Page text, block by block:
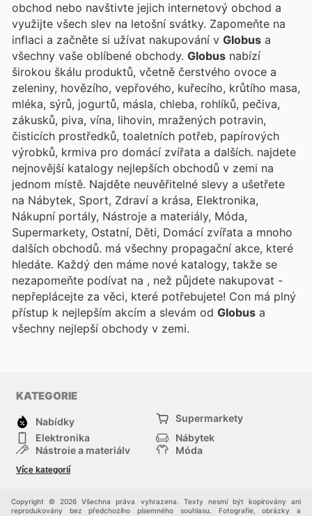
obchod nebo navštivte jejich internetový obchod a
využijte všech slev na letošní svátky. Zapomeňte na
inflaci a začněte si užívat nakupování v Globus a
všechny vaše oblíbené obchody. Globus nabízí
širokou škálu produktů, včetně čerstvého ovoce a
zeleniny, hovězího, vepřového, kuřecího, krůtího masa,
mléka, sýrů, jogurtů, másla, chleba, rohlíků, pečiva,
zákusků, piva, vína, lihovin, mražených potravin,
čisticích prostředků, toaletních potřeb, papírových
výrobků, krmiva pro domácí zvířata a dalších. najdete
nejnovější katalogy nejlepších obchodů v zemi na
jednom místě. Najděte neuvěřitelné slevy a ušetřete
na Nábytek, Sport, Zdraví a krása, Elektronika,
Nákupní portály, Nástroje a materiály, Móda,
Supermarkety, Ostatní, Děti, Domácí zvířata a mnoho
dalších obchodů. má všechny propagační akce, které
hledáte. Každý den máme nové katalogy, takže se
nezapomeňte podívat na , než půjdete nakupovat -
nepřeplácejte za věci, které potřebujete! Con má plný
přístup k nejlepším akcím a slevám od Globus a
všechny nejlepší obchody v zemi.
KATEGORIE
Nabídky
Supermarkety
Elektronika
Nábytek
Nástroje a materiály
Móda
Děti
Více kategorií
Copyright © 2026 Všechna práva vyhrazena. Texty nesmí být kopírovány ani
reprodukovány bez předchozího písemného souhlasu. Fotografie, obrázky a